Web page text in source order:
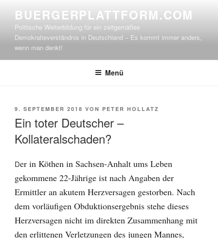
springen
BUERGERPLATTFORM.COM
Politische Weiterbildung für ein zeitgemäßes
Demokratieverständnis in Deutschland – Es kommt immer anders,
wenn man denkt!
Menü
VERÖFFENTLICHT
9. SEPTEMBER 2018 VON PETER HOLLATZ
Ein toter Deutscher –
Kollateralschaden?
Der in Köthen in Sachsen-Anhalt ums Leben
gekommene 22-Jährige ist nach Angaben der
Ermittler an akutem Herzversagen gestorben. Nach
dem vorläufigen Obduktionsergebnis stehe dieses
Herzversagen nicht im direkten Zusammenhang mit
den erlittenen Verletzungen des jungen Mannes,